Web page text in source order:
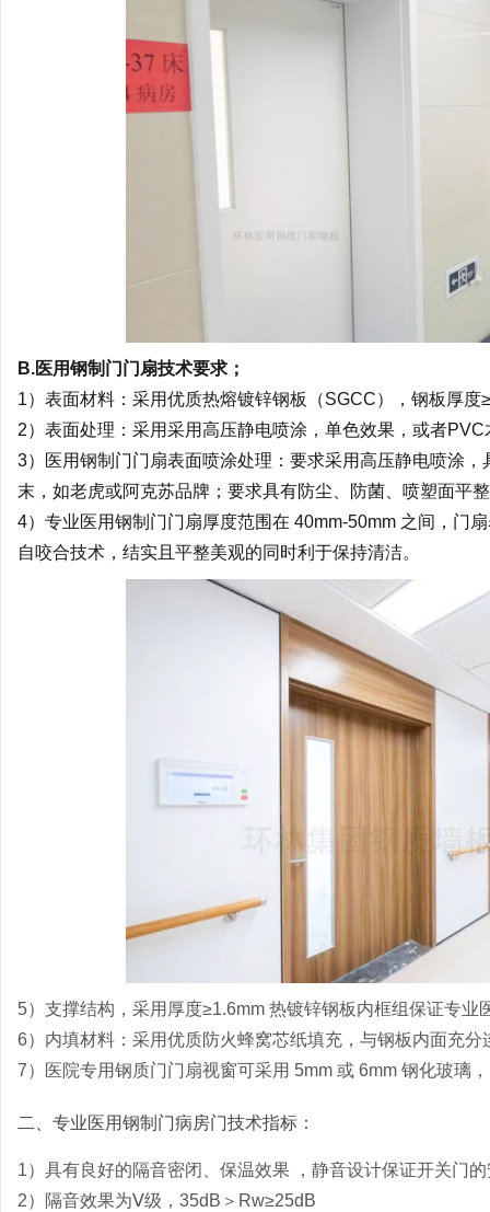
B.医用钢制门门扇技术要求；
1）表面材料：采用优质热熔镀锌钢板（SGCC），钢板厚度
2）表面处理：采用采用高压静电喷涂，单色效果，或者
3）医用钢制门门扇表面喷涂处理：要求采用高压静电喷涂
末，如老虎或阿克苏品牌；要求具有防尘、防菌、喷塑面平
4）专业医用钢制门门扇厚度范围在 40mm-50mm 之间，门
自咬合技术，结实且平整美观的同时利于保持清洁。
5）支撑结构，采用厚度≥1.6mm 热镀锌钢板内框组保证专业
6）内填材料：采用优质防火蜂窝芯纸填充，与钢板内面充
7）医院专用钢质门门扇视窗可采用 5mm 或 6mm 钢化玻璃
二、专业医用钢制门病房门技术指标：
1）具有良好的隔音密闭、保温效果 ，静音设计保证开关门
2）隔音效果为Ⅴ级，35dB＞Rw≥25dB